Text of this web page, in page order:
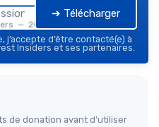
— 2026
➔ Télécharger
d’être contacté(e) à
Insiders et ses partenaires.
de donation avant d’utiliser